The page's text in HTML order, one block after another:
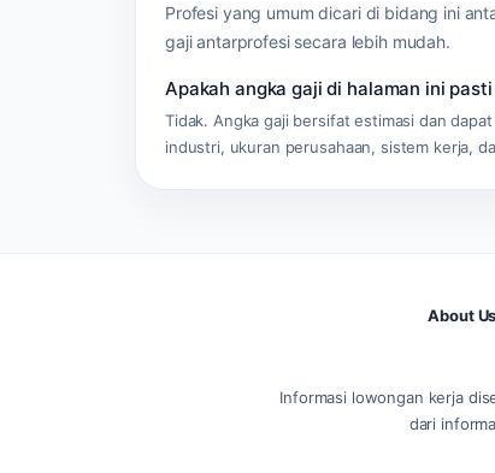
Profesi yang umum dicari di bidang ini
gaji antarprofesi secara lebih mudah.
Apakah angka gaji di halaman ini
Tidak. Angka gaji bersifat estimasi dan
industri, ukuran perusahaan, sistem kerja,
About
Informasi lowongan kerja
dari